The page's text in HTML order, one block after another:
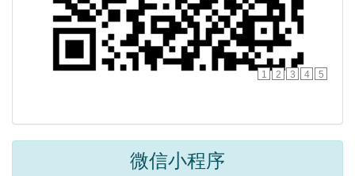
1 2 3 4 5
微信小程序